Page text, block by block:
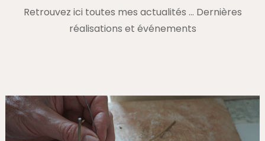
Retrouvez ici toutes mes actualités ... Dernières
réalisations et événements